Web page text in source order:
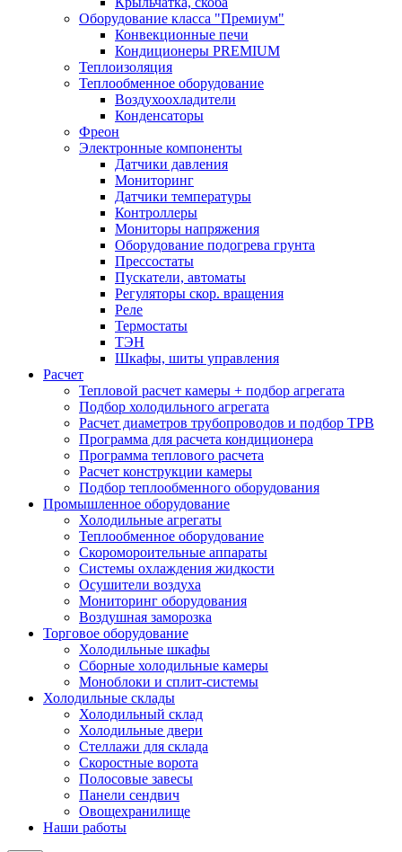
Оборудование класса "Премиум"
Конвекционные печи
Кондиционеры PREMIUM
Теплоизоляция
Теплообменное оборудование
Воздухоохладители
Конденсаторы
Фреон
Электронные компоненты
Датчики давления
Мониторинг
Датчики температуры
Контроллеры
Мониторы напряжения
Оборудование подогрева грунта
Прессостаты
Пускатели, автоматы
Регуляторы скор. вращения
Реле
Термостаты
ТЭН
Шкафы, шиты управления
Расчет
Тепловой расчет камеры + подбор агрегата
Подбор холодильного агрегата
Расчет диаметров трубопроводов и подбор ТРВ
Программа для расчета кондиционера
Программа теплового расчета
Расчет конструкции камеры
Подбор теплообменного оборудования
Промышленное оборудование
Холодильные агрегаты
Теплообменное оборудование
Скоромороительные аппараты
Системы охлаждения жидкости
Осушители воздуха
Мониторинг оборудования
Воздушная заморозка
Торговое оборудование
Холодильные шкафы
Сборные холодильные камеры
Моноблоки и сплит-системы
Холодильные склады
Холодильный склад
Холодильные двери
Стеллажи для склада
Скоростные ворота
Полосовые завесы
Панели сендвич
Овощехранилище
Наши работы